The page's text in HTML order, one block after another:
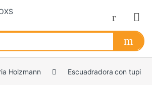
Holzmann Escuadradora con tupi